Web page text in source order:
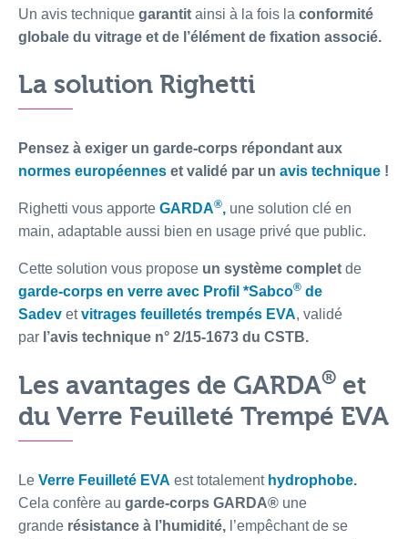
Un avis technique garantit ainsi à la fois la conformité
globale du vitrage et de l’élément de fixation associé.
La solution Righetti
Pensez à exiger un garde-corps répondant aux
normes européennes et validé par un avis technique !
Righetti vous apporte GARDA®, une solution clé en
main, adaptable aussi bien en usage privé que public.
Cette solution vous propose un système complet de
garde-corps en verre avec Profil *Sabco® de
Sadev etvitrages feuilletés trempés EVA, validé
par l’avis technique n° 2/15-1673 du CSTB.
Les avantages de GARDA® et
du Verre Feuilleté Trempé EVA
Le Verre Feuilleté EVA est totalement hydrophobe.
Cela confère au garde-corps GARDA® une
grande résistance à l’humidité, l’empêchant de se